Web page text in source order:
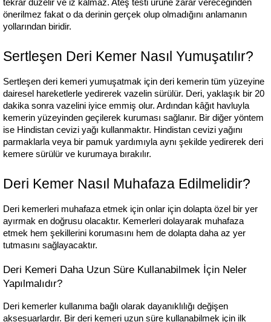
tekrar düzelir ve iz kalmaz. Ateş testi ürüne zarar vereceğinden
önerilmez fakat o da derinin gerçek olup olmadığını anlamanın
yollarından biridir.
Sertleşen Deri Kemer Nasıl Yumuşatılır?
Sertleşen deri kemeri yumuşatmak için deri kemerin tüm yüzeyine
dairesel hareketlerle yedirerek vazelin sürülür. Deri, yaklaşık bir 20
dakika sonra vazelini iyice emmiş olur. Ardından kâğıt havluyla
kemerin yüzeyinden geçilerek kuruması sağlanır. Bir diğer yöntem
ise Hindistan cevizi yağı kullanmaktır. Hindistan cevizi yağını
parmaklarla veya bir pamuk yardımıyla aynı şekilde yedirerek deri
kemere sürülür ve kurumaya bırakılır.
Deri Kemer Nasıl Muhafaza Edilmelidir?
Deri kemerleri muhafaza etmek için onlar için dolapta özel bir yer
ayırmak en doğrusu olacaktır. Kemerleri dolayarak muhafaza
etmek hem şekillerini korumasını hem de dolapta daha az yer
tutmasını sağlayacaktır.
Deri Kemeri Daha Uzun Süre Kullanabilmek İçin Neler
Yapılmalıdır?
Deri kemerler kullanıma bağlı olarak dayanıklılığı değişen
aksesuarlardır. Bir deri kemeri uzun süre kullanabilmek için ilk